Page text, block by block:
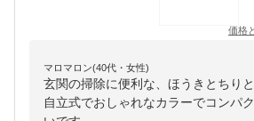
価格
マロマロン(40代・女性)
玄関の掃除に便利な、ほうきとちり
自立式でおしゃれなカラーでコンパ